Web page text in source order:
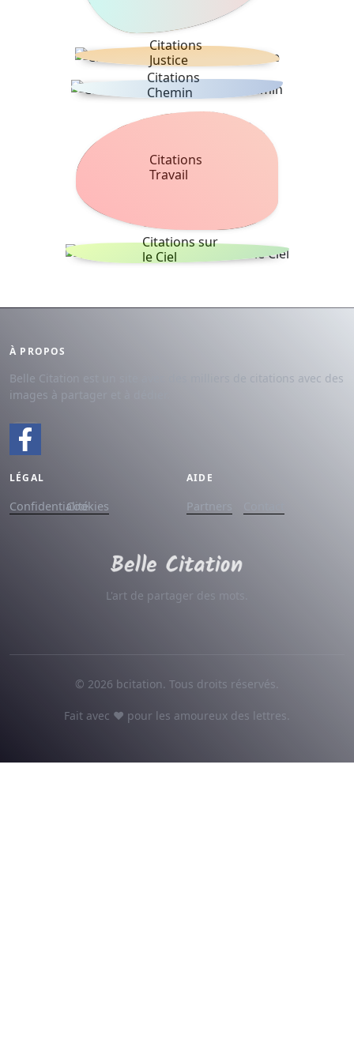
Citations
Justice
Citations
Chemin
Citations
Travail
Citations sur
le Ciel
À PROPOS
Belle Citation est un site avec des milliers de citations avec des
images à partager et à dédier.
LÉGAL
ConfidentialitéCookies
AIDE
Partners
L'art de partager des mots.
© 2026 bcitation. Tous droits réservés.
Fait avec ♥ pour les amoureux des lettres.